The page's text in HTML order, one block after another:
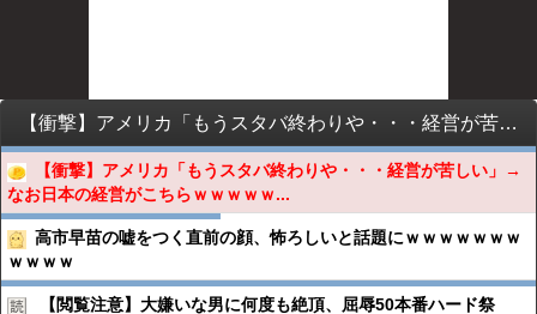
【衝撃】アメリカ「もうスタバ終わりや・・・経営が苦しい」→なお日本の経営がこちらｗｗｗｗｗｗｗｗｗｗｗｗｗｗｗ
【衝撃】アメリカ「もうスタバ終わりや・・・経営が苦しい」→
なお日本の経営がこちらｗｗｗｗｗ...
高市早苗の嘘をつく直前の顔、怖ろしいと話題にｗｗｗｗｗｗｗ
ｗｗｗｗ
【閲覧注意】大嫌いな男に何度も絶頂、屈辱50本番ハード祭